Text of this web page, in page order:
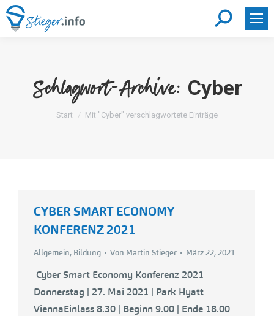
Search:
Schlagwort-Archive: Cyber
Sie befinden sich hier:
Start Mit "Cyber" verschlagwortete Einträge
CYBER SMART ECONOMY
KONFERENZ 2021
Allgemein, Bildung Von Martin Stieger März 22, 2021
Cyber Smart Economy Konferenz 2021
Donnerstag | 27. Mai 2021 | Park Hyatt
ViennaEinlass 8.30 | Beginn 9.00 | Ende 18.00